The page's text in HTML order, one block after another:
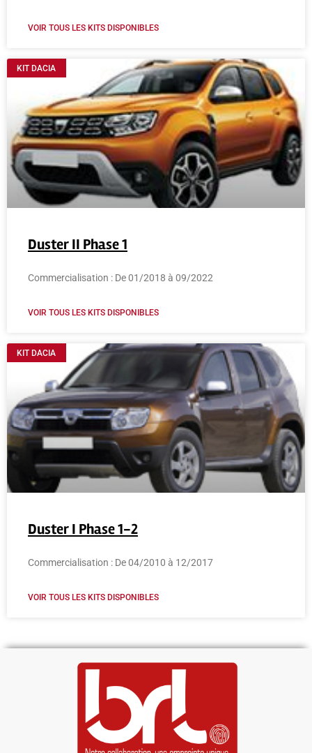
VOIR TOUS LES KITS DISPONIBLES
KIT DACIA
Duster II Phase 1
Commercialisation : De 01/2018 à 09/2022
VOIR TOUS LES KITS DISPONIBLES
KIT DACIA
Duster I Phase 1-2
Commercialisation : De 04/2010 à 12/2017
VOIR TOUS LES KITS DISPONIBLES